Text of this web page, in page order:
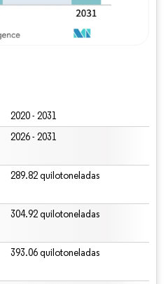
2020 - 2031
2026 - 2031
289.82 quilotoneladas
304.92 quilotoneladas
393.06 quilotoneladas